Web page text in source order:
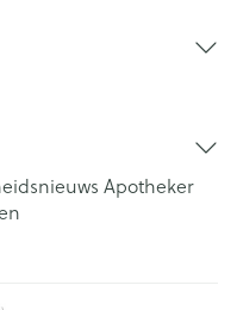
Apotheker